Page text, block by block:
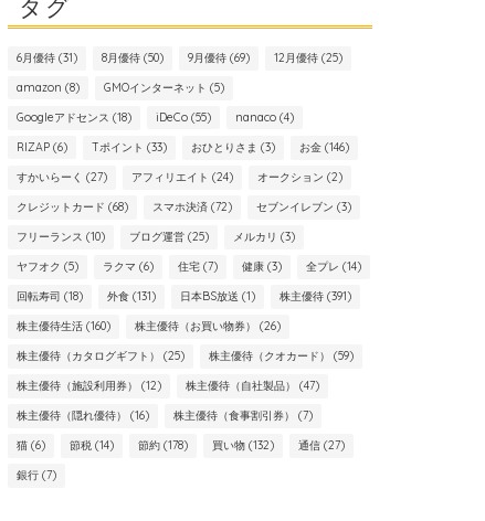
タグ
6月優待(31) 8月優待(50) 9月優待(69) 12月優待(25)
amazon (8) GMOインターネット (5)
Googleアドセンス (18) iDeCo(55) nanaco(4)
RIZAP(6) Tポイント (33) おひとりさま (3) お金(146)
すかいらーく (27) アフィリエイト (24) オークション (2)
クレジットカード (68) スマホ決済(72) セブンイレブン (3)
フリーランス (10) ブログ運営(25) メルカリ (3)
ヤフオク (5) ラクマ (6) 住宅(7) 健康(3) 全プレ (14)
回転寿司 (18) 外食(131) 日本BS放送 (1) 株主優待(391)
株主優待生活(160) 株主優待（お買い物券） (26)
株主優待（カタログギフト） (25) 株主優待（クオカード） (59)
株主優待（施設利用券） (12) 株主優待（自社製品） (47)
株主優待（隠れ優待） (16) 株主優待（食事割引券） (7)
猫(6) 節税(14) 節約(178) 買い物(132) 通信(27)
銀行(7)